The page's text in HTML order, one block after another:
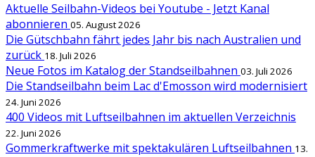
Aktuelle Seilbahn-Videos bei Youtube - Jetzt Kanal
abonnieren 05. August 2026
Die Gütschbahn fährt jedes Jahr bis nach Australien und
zurück 18. Juli 2026
Neue Fotos im Katalog der Standseilbahnen 03. Juli 2026
Die Standseilbahn beim Lac d'Emosson wird modernisiert
24. Juni 2026
400 Videos mit Luftseilbahnen im aktuellen Verzeichnis
22. Juni 2026
Gommerkraftwerke mit spektakulären Luftseilbahnen 13.